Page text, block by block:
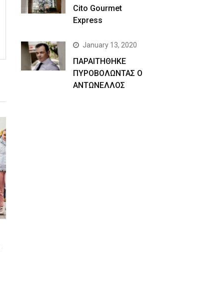
Cito Gourmet
Express
January 13, 2020
ΠΑΡΑΙΤΗΘΗΚΕ
ΠΥΡΟΒΟΛΩΝΤΑΣ Ο
ΑΝΤΩΝΕΛΛΟΣ